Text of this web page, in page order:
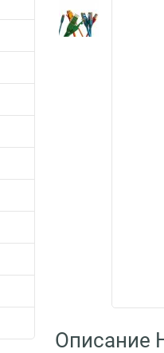
Описание